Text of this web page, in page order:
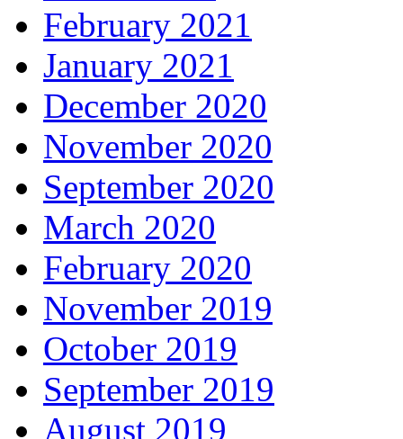
February 2021
January 2021
December 2020
November 2020
September 2020
March 2020
February 2020
November 2019
October 2019
September 2019
August 2019